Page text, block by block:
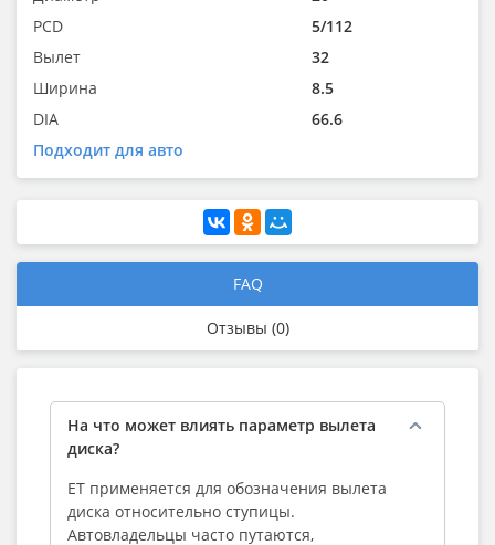
PCD
5/112
Вылет
32
Ширина
8.5
DIA
66.6
Подходит для авто
FAQ
Отзывы (0)
На что может влиять параметр вылета
диска?
ЕТ применяется для обозначения вылета
диска относительно ступицы.
Автовладельцы часто путаются,